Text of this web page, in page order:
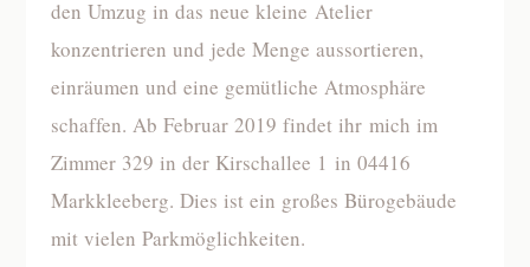
den Umzug in das neue kleine Atelier
konzentrieren und jede Menge aussortieren,
einräumen und eine gemütliche Atmosphäre
schaffen. Ab Februar 2019 findet ihr mich im
Zimmer 329 in der Kirschallee 1 in 04416
Markkleeberg. Dies ist ein großes Bürogebäude
mit vielen Parkmöglichkeiten.